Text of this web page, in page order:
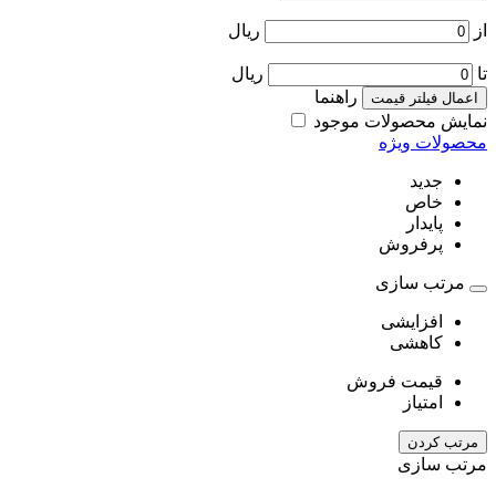
از ریال
تا ریال
اعمال فیلتر قیمت
راهنما
نمایش محصولات موجود
محصولات ویژه
جدید
خاص
پایدار
پرفروش
مرتب سازی
افزایشی
کاهشی
قیمت فروش
امتیاز
مرتب کردن
مرتب سازی